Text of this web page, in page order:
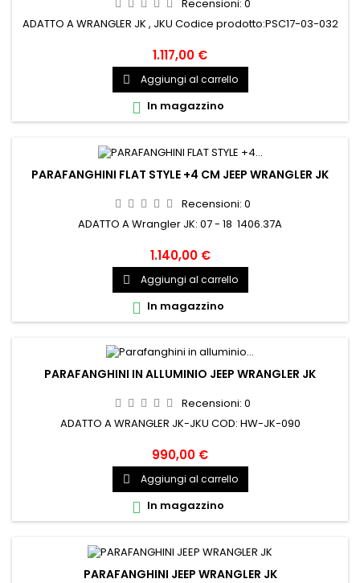
Recensioni: 0
ADATTO A WRANGLER JK , JKU Codice prodotto:PSC17-03-032
1.117,00 €
 Aggiungi al carrello
 In magazzino
PARAFANGHINI FLAT STYLE +4 CM JEEP WRANGLER JK
Recensioni: 0
ADATTO A Wrangler JK: 07 - 18 1406.37A
1.140,00 €
 Aggiungi al carrello
 In magazzino
PARAFANGHINI IN ALLUMINIO JEEP WRANGLER JK
Recensioni: 0
ADATTO A WRANGLER JK-JKU COD: HW-JK-090
990,00 €
 Aggiungi al carrello
 In magazzino
PARAFANGHINI JEEP WRANGLER JK